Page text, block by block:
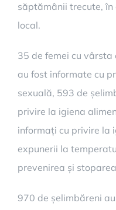
săptămânii trecute, în
local.
35 de femei cu
au fost informate cu
sexuală, 593 de
privire la igiena
informați cu privire la
expunerii la
prevenirea și
970 de șelimbăreni